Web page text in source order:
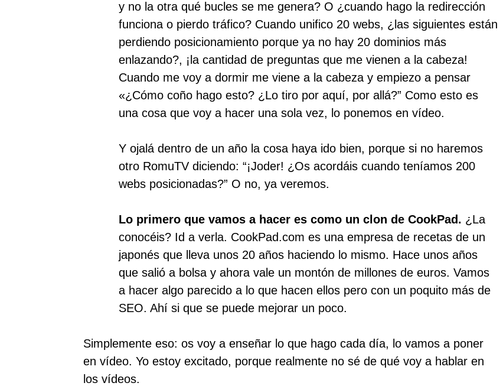
y no la otra qué bucles se me genera? O ¿cuando hago la redirección
funciona o pierdo tráfico? Cuando unifico 20 webs, ¿las siguientes están
perdiendo posicionamiento porque ya no hay 20 dominios más
enlazando?, ¡la cantidad de preguntas que me vienen a la cabeza!
Cuando me voy a dormir me viene a la cabeza y empiezo a pensar
«¿Cómo coño hago esto? ¿Lo tiro por aquí, por allá?” Como esto es
una cosa que voy a hacer una sola vez, lo ponemos en vídeo.
Y ojalá dentro de un año la cosa haya ido bien, porque si no haremos
otro RomuTV diciendo: “¡Joder! ¿Os acordáis cuando teníamos 200
webs posicionadas?” O no, ya veremos.
Lo primero que vamos a hacer es como un clon de CookPad. ¿La
conocéis? Id a verla. CookPad.com es una empresa de recetas de un
japonés que lleva unos 20 años haciendo lo mismo. Hace unos años
que salió a bolsa y ahora vale un montón de millones de euros. Vamos
a hacer algo parecido a lo que hacen ellos pero con un poquito más de
SEO. Ahí si que se puede mejorar un poco.
Simplemente eso: os voy a enseñar lo que hago cada día, lo vamos a poner
en vídeo. Yo estoy excitado, porque realmente no sé de qué voy a hablar en
los vídeos.